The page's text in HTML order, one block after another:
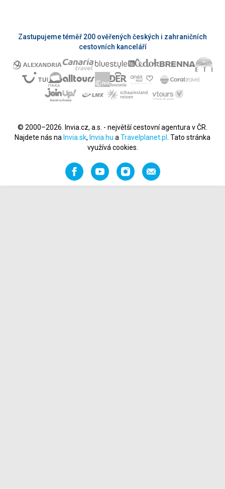
Zastupujeme téměř 200 ověřených českých i zahraničních
cestovních kanceláří
© 2000–2026. Invia.cz, a.s. - největší cestovní agentura v ČR.
Najdete nás na Invia.sk, Invia.hu a Travelplanet.pl
. Tato stránka
využívá cookies.
FacebookYouTubeInstagramNapište
nám